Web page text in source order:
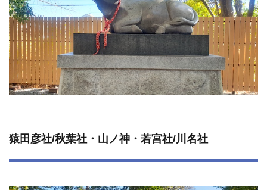
猿田彦社/秋葉社・山ノ神・若宮社/川名社